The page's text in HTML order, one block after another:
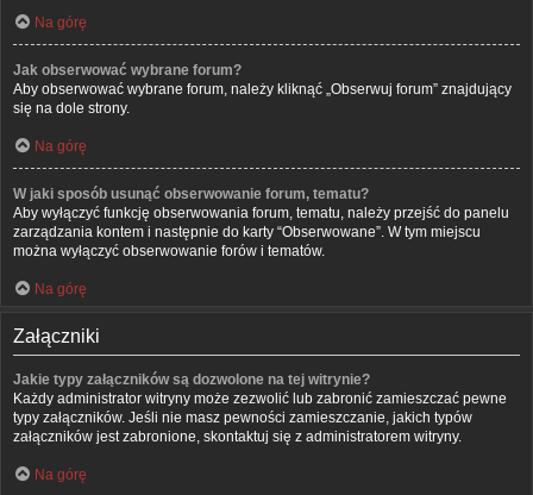
Na górę
Jak obserwować wybrane forum?
Aby obserwować wybrane forum, należy kliknąć „Obserwuj forum” znajdujący
się na dole strony.
Na górę
W jaki sposób usunąć obserwowanie forum, tematu?
Aby wyłączyć funkcję obserwowania forum, tematu, należy przejść do panelu
zarządzania kontem i następnie do karty “Obserwowane”. W tym miejscu
można wyłączyć obserwowanie forów i tematów.
Na górę
Załączniki
Jakie typy załączników są dozwolone na tej witrynie?
Każdy administrator witryny może zezwolić lub zabronić zamieszczać pewne
typy załączników. Jeśli nie masz pewności zamieszczanie, jakich typów
załączników jest zabronione, skontaktuj się z administratorem witryny.
Na górę